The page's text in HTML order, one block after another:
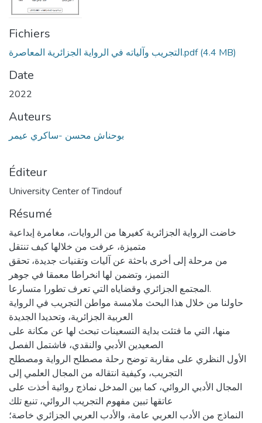
Fichiers
التجريب وآلياته في الرواية الجزائرية المعاصرة.pdf(4.4 MB)
Date
2022
Auteurs
بوحناش محسن -ساكري عيمر
Éditeur
University Center of Tindouf
Résumé
خاضت الرواية الجزائرية كغيرها من الروايات، مغامرة إبداعية
متميزة، عرفت من خلالها كيف تنتقل
من مرحلة إلى أخرى باحثة عن آليات وتقنيات جديدة، تحقق
التميز، وتضمن لها انخراطا معمقا في جوهر
المجتمع الجزائري وقضاياه التي تعرف تطورا متسارعا.
حاولنا من خلال هذا البحث ملامسة مواطن التجريب في الرواية
العربية الجزائرية، وتحديدا الجديدة
منها، التي ما فتئت بداية التسعينات تبحث لها عن مكانة على
الصعيدين الأدبي والنقدي، فاشتمل الفصل
الأول النظري على مقاربة توضح رحلة مصطلح الرواية ومصطلح
التجريب، وكيفية انتقاله من المجال العلمي إلى
المجال الأدبي الروائي، كما بين المدخل نماذج روائية أخذت على
عاتقها تبين مفهوم التجريب الروائي، تنبع تلك
النماذج من الأدب العربي عامة، والأدب العربي الجزائري خاصة؛